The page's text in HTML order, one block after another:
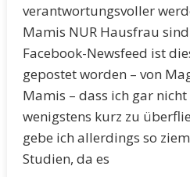
verantwortungsvoller
Mamis NUR Hausfrau
Facebook-Newsfeed ist
gepostet worden – von
Mamis – dass ich gar
wenigstens kurz zu
gebe ich allerdings so
Studien, da es